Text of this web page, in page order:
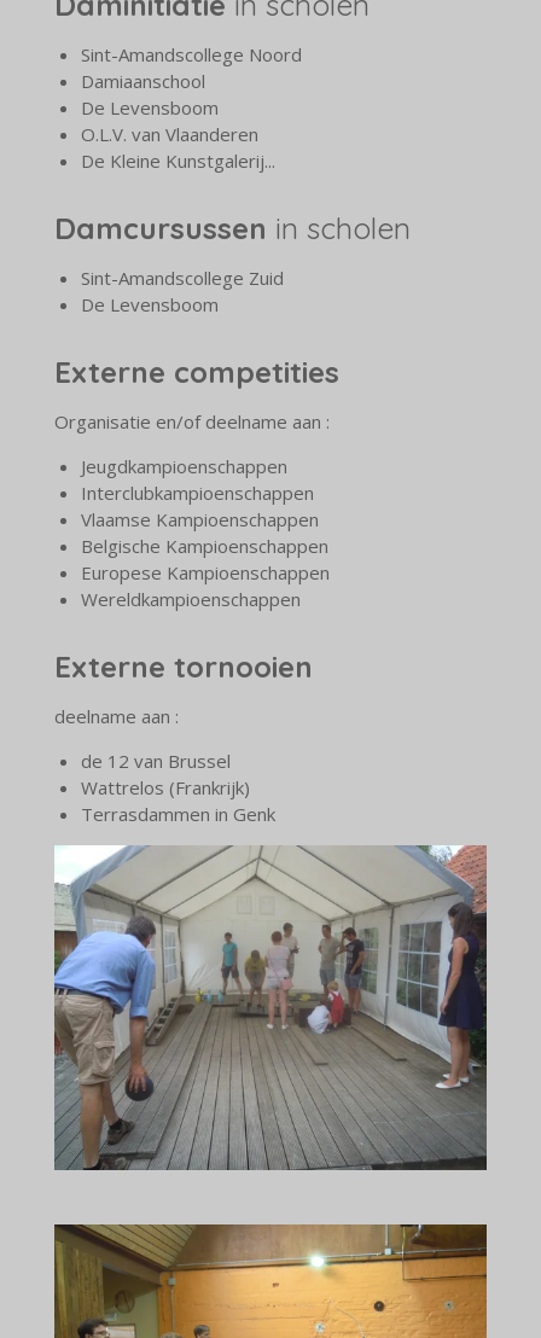
Sint-Amandscollege Noord
Damiaanschool
De Levensboom
O.L.V. van Vlaanderen
De Kleine Kunstgalerij...
Damcursussen in scholen
Sint-Amandscollege Zuid
De Levensboom
Externe competities
Organisatie en/of deelname aan :
Jeugdkampioenschappen
Interclubkampioenschappen
Vlaamse Kampioenschappen
Belgische Kampioenschappen
Europese Kampioenschappen
Wereldkampioenschappen
Externe tornooien
deelname aan :
de 12 van Brussel
Wattrelos (Frankrijk)
Terrasdammen in Genk